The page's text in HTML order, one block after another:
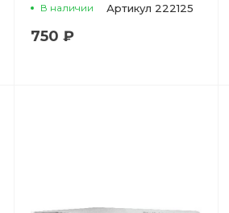
В наличии Артикул 222125
750 ₽